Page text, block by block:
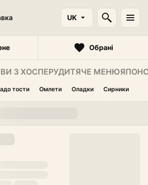
UK
Обрані
З ХОСПЕРУДИТЯЧЕ МЕНЮ
тости Омлети Оладки Сирники